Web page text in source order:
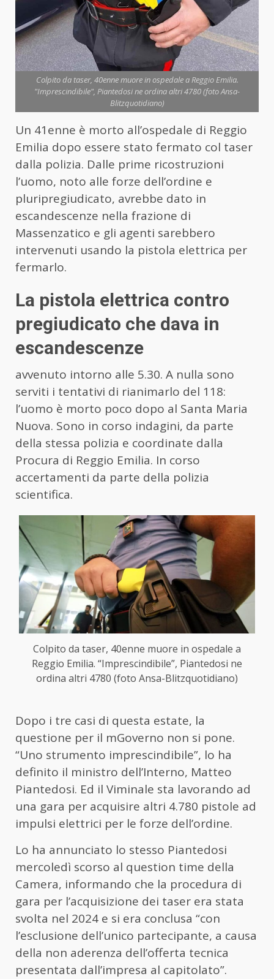
Colpito da taser, 40enne muore in ospedale a Reggio Emilia.
"Imprescindibile", Piantedosi ne ordina altri 4780 (foto Ansa-
Blitzquotidiano)
Un 41enne è morto all’ospedale di Reggio
Emilia dopo essere stato fermato col taser
dalla polizia. Dalle prime ricostruzioni
l’uomo, noto alle forze dell’ordine e
pluripregiudicato, avrebbe dato in
escandescenze nella frazione di
Massenzatico e gli agenti sarebbero
intervenuti usando la pistola elettrica per
fermarlo.
La pistola elettrica contro
pregiudicato che dava in
escandescenze
avvenuto intorno alle 5.30. A nulla sono
serviti i tentativi di rianimarlo del 118:
l’uomo è morto poco dopo al Santa Maria
Nuova. Sono in corso indagini, da parte
della stessa polizia e coordinate dalla
Procura di Reggio Emilia. In corso
accertamenti da parte della polizia
scientifica.
Colpito da taser, 40enne muore in ospedale a
Reggio Emilia. “Imprescindibile”, Piantedosi ne
ordina altri 4780 (foto Ansa-Blitzquotidiano)
Dopo i tre casi di questa estate, la
questione per il mGoverno non si pone.
“Uno strumento imprescindibile”, lo ha
definito il ministro dell’Interno, Matteo
Piantedosi. Ed il Viminale sta lavorando ad
una gara per acquisire altri 4.780 pistole ad
impulsi elettrici per le forze dell’ordine.
Lo ha annunciato lo stesso Piantedosi
mercoledì scorso al question time della
Camera, informando che la procedura di
gara per l’acquisizione dei taser era stata
svolta nel 2024 e si era conclusa “con
l’esclusione dell’unico partecipante, a causa
della non aderenza dell’offerta tecnica
presentata dall’impresa al capitolato”.